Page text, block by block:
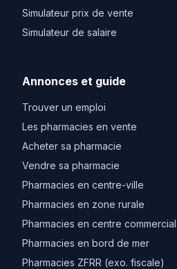
Simulateur prix de vente
Simulateur de salaire
Annonces et guide
Trouver un emploi
Les pharmacies en vente
Acheter sa pharmacie
Vendre sa pharmacie
Pharmacies en centre-ville
Pharmacies en zone rurale
Pharmacies en centre commercial
Pharmacies en bord de mer
Pharmacies ZFRR (exo. fiscale)